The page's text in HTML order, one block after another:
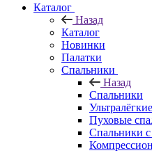
Каталог
Назад
Каталог
Новинки
Палатки
Спальники
Назад
Спальники
Пуховые
Спальники